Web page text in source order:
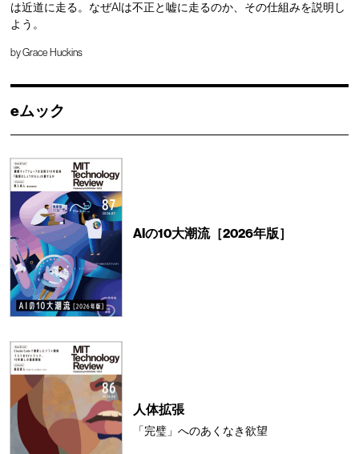
は近道に走る。なぜAIは不正と嘘に走るのか、その仕組みを説明し
よう。
byGrace Huckins
eムック
AIの10大潮流［2026年版］
人体拡張
「完璧」へのあくなき欲望